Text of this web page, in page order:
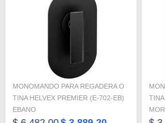
MONOMANDO PARA REGADERA O
TINA HELVEX PREMIER (E-702-EB)
EBANO